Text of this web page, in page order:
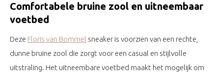
Comfortabele bruine zool en uitneembaar
voetbed
Deze Floris van Bommel sneaker is voorzien van een rechte,
dunne bruine zool die zorgt voor een casual en stijlvolle
uitstraling. Het uitneembare voetbed maakt het mogelijk om